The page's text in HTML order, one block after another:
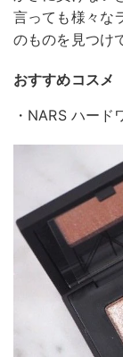
言っても様々な
のものを見つけ
おすすめコスメ
・NARS ハー